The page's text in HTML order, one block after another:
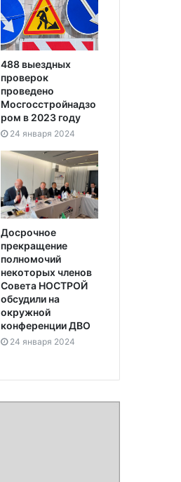
488 выездных
проверок
проведено
Мосгосстройнадзо
ром в 2023 году
24 января 2024
Досрочное
прекращение
полномочий
некоторых членов
Совета НОСТРОЙ
обсудили на
окружной
конференции ДВО
24 января 2024